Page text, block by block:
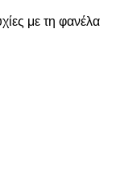
με τη φανέλα